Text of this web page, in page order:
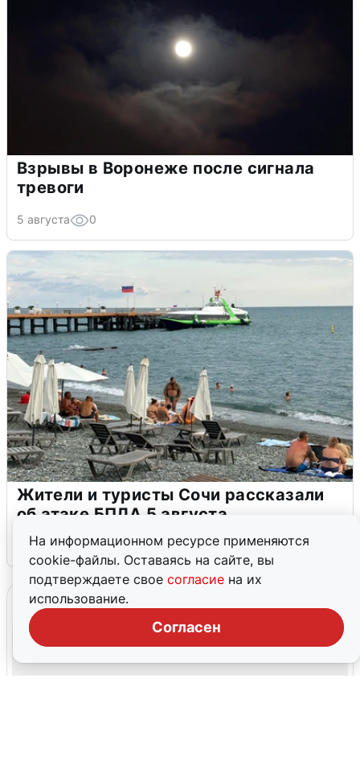
На информационном ресурсе применяются
cookie-файлы. Оставаясь на сайте, вы
подтверждаете свое согласие на их
использование.
Согласен
Взрывы в Воронеже после сигнала
тревоги
5 августа 0
Жители и туристы Сочи рассказали
об атаке БПЛА 5 августа
5 августа 0